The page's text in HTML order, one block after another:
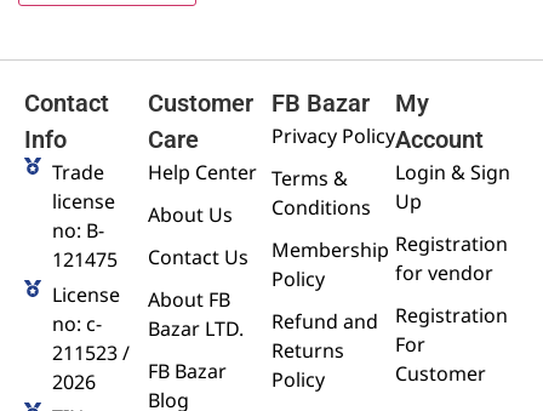
Contact
Info
Trade
license
no: B-
121475
License
no: c-
211523 /
2026
Customer
Care
Help Center
About Us
Contact Us
About FB
Bazar LTD.
FB Bazar
Blog
FB Bazar
Privacy Policy
Terms &
Conditions
Membership
Policy
Refund and
Returns
Policy
My
Account
Login & Sign
Up
Registration
for vendor
Registration
For
Customer